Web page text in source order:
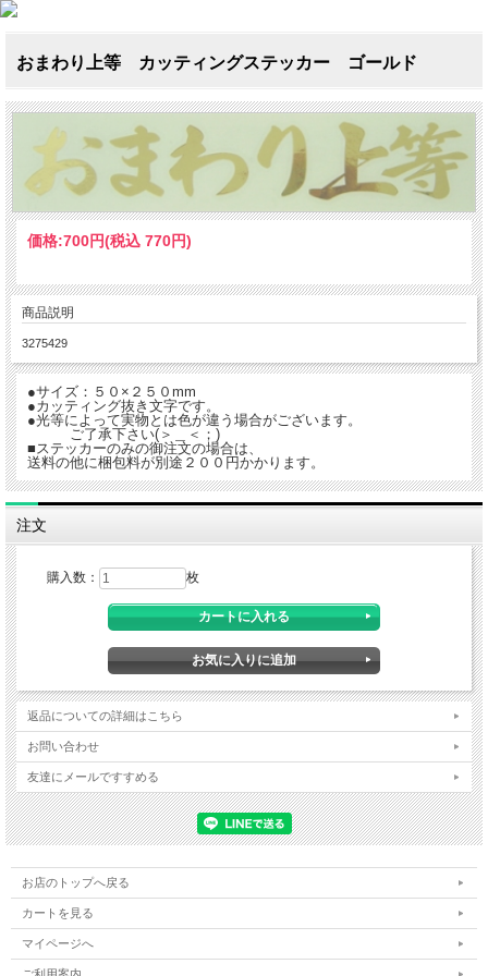
おまわり上等 カッティングステッカー ゴールド
価格:700円(税込 770円)
商品説明
3275429
●サイズ：５０×２５０mm
●カッティング抜き文字です。
●光等によって実物とは色が違う場合がございます。
ご了承下さい(＞＿＜；)
■ステッカーのみの御注文の場合は、
送料の他に梱包料が別途２００円かかります。
注文
購入数： 枚
返品についての詳細はこちら
お問い合わせ
友達にメールですすめる
お店のトップへ戻る
カートを見る
マイページへ